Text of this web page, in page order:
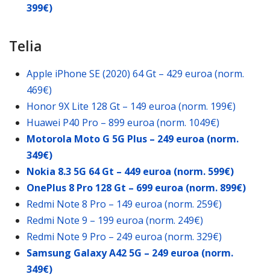
399€)
Telia
Apple iPhone SE (2020) 64 Gt – 429 euroa (norm.
469€)
Honor 9X Lite 128 Gt – 149 euroa (norm. 199€)
Huawei P40 Pro – 899 euroa (norm. 1049€)
Motorola Moto G 5G Plus – 249 euroa (norm.
349€)
Nokia 8.3 5G 64 Gt – 449 euroa (norm. 599€)
OnePlus 8 Pro 128 Gt – 699 euroa (norm. 899€)
Redmi Note 8 Pro – 149 euroa (norm. 259€)
Redmi Note 9 – 199 euroa (norm. 249€)
Redmi Note 9 Pro – 249 euroa (norm. 329€)
Samsung Galaxy A42 5G – 249 euroa (norm.
349€)